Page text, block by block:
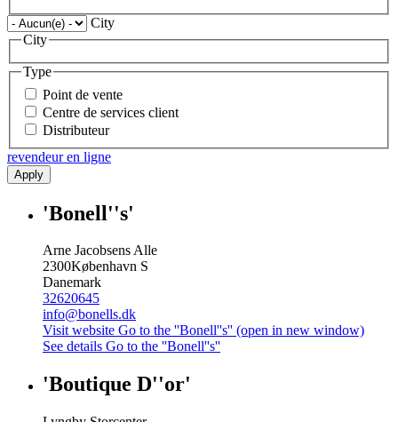
City
City
Type
Point de vente
Centre de services client
Distributeur
revendeur en ligne
Apply
'Bonell''s'
Arne Jacobsens Alle
2300København S
Danemark
32620645
info@bonells.dk
Visit website Go to the ''Bonell''s'' (open in new window)
See details Go to the ''Bonell''s''
'Boutique D''or'